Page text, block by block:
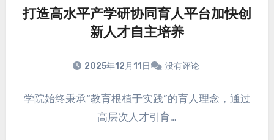
打造高水平产学研协同育人平台加快创
新人才自主培养
2025年12月11日 没有评论
学院始终秉承“教育根植于实践”的育人理念，通过
高层次人才引育…